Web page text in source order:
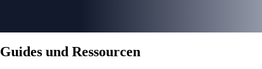
Guides und Ressourcen